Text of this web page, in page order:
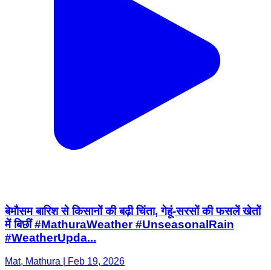
बेमौसम बारिश से किसानों की बढ़ी चिंता, गेहूं-सरसों की फसलें खेतों
में बिछीं #MathuraWeather #UnseasonalRain
#WeatherUpda...
Mat, Mathura | Feb 19, 2026